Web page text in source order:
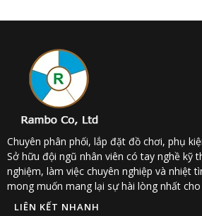
Chuyên phân phối, lắp đặt đồ chơi, phụ
Sở hữu đội ngũ nhân viên có tay nghề kỹ
nghiệm, làm việc chuyên nghiệp và nhiệt
mong muốn mang lại sự hài lòng nhất
LIÊN KẾT NHANH